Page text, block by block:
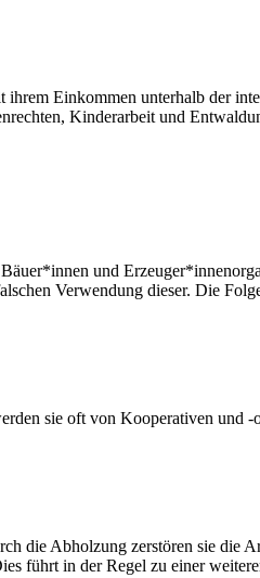
Einkommen unterhalb der
Kinderarbeit und
und
Verwendung dieser. Die
sie oft von Kooperativen und
die Abholzung zerstören sie die
führt in der Regel zu einer